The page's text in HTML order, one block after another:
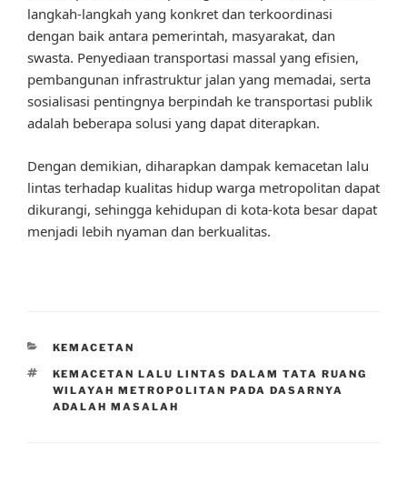
langkah-langkah yang konkret dan terkoordinasi
dengan baik antara pemerintah, masyarakat, dan
swasta. Penyediaan transportasi massal yang efisien,
pembangunan infrastruktur jalan yang memadai, serta
sosialisasi pentingnya berpindah ke transportasi publik
adalah beberapa solusi yang dapat diterapkan.
Dengan demikian, diharapkan dampak kemacetan lalu
lintas terhadap kualitas hidup warga metropolitan dapat
dikurangi, sehingga kehidupan di kota-kota besar dapat
menjadi lebih nyaman dan berkualitas.
CATEGORIES
KEMACETAN
TAGS
KEMACETAN LALU LINTAS DALAM TATA RUANG
WILAYAH METROPOLITAN PADA DASARNYA
ADALAH MASALAH